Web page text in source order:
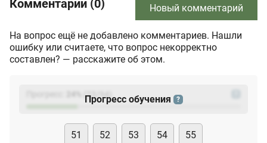
Комментарии (0) Новый комментарий
На вопрос ещё не добавлено комментариев. Нашли
ошибку или считаете, что вопрос некорректно
составлен? — расскажите об этом.
(23
Прогресс обучения ?
51 52 53 54 55